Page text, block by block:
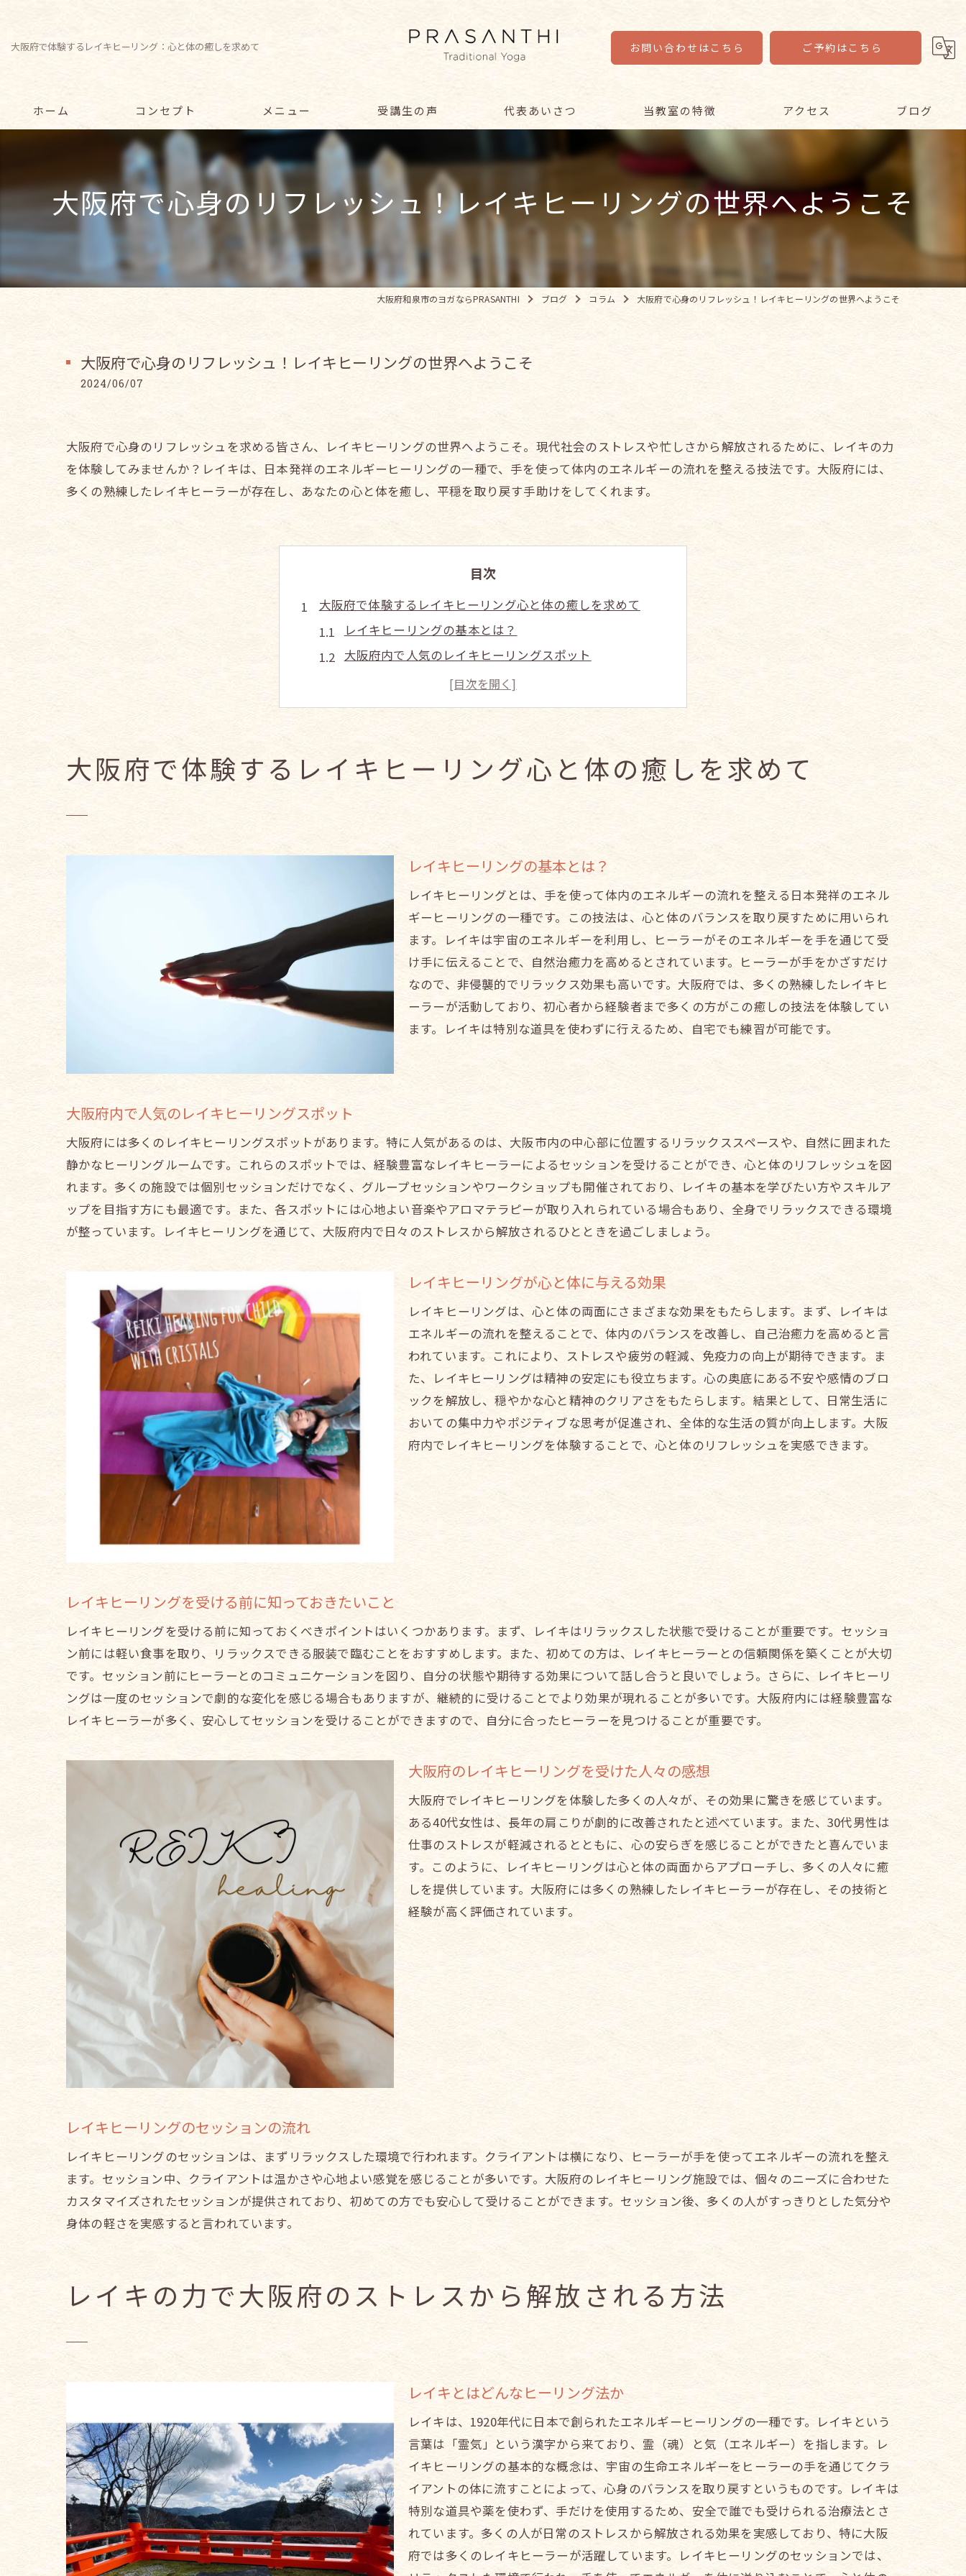
大阪府で体験するレイキヒーリング：心と体の癒しを求めて お問い合わせはこちら ご予約はこちら
ホーム コンセプト メニュー 受講生の声 代表あいさつ 当教室の特徴
初心者
シニア
講座
アクセス ブログ
コラム
大阪府で心身のリフレッシュ！レイキヒーリングの世界へようこそ
大阪府和泉市のヨガならPRASANTHI ブログ コラム 大阪府で心身のリフレッシュ！レイキヒーリングの世界へようこそ
大阪府で心身のリフレッシュ！レイキヒーリングの世界へようこそ
2024/06/07
大阪府で心身のリフレッシュを求める皆さん、レイキヒーリングの世界へようこそ。現代社会のストレスや忙しさから解放されるために、レイキの力
を体験してみませんか？レイキは、日本発祥のエネルギーヒーリングの一種で、手を使って体内のエネルギーの流れを整える技法です。大阪府には、
多くの熟練したレイキヒーラーが存在し、あなたの心と体を癒し、平穏を取り戻す手助けをしてくれます。
目次
大阪府で体験するレイキヒーリング心と体の癒しを求めて
レイキヒーリングの基本とは？
大阪府内で人気のレイキヒーリングスポット
レイキヒーリングが心と体に与える効果
レイキヒーリングを受ける前に知っておきたいこと
レイキヒーリングのセッションの流れ
レイキの力で大阪府のストレスから解放される方法
レイキヒーリングのセッションで期待できる効果
レイキヒーリングで日々のストレスを軽減する方法
レイキヒーリングを生活に取り入れるためのポイント
大阪府の熟練レイキヒーラーが教える心身のリフレッシュ
熟練レイキヒーラーの選び方
大阪府の人気レイキヒーラー紹介
熟練レイキヒーラーのセッション内容とは
レイキヒーラーから学ぶセルフケアの方法
レイキヒーリングとは大阪府での体験談と効果
大阪府でのレイキヒーリング体験談
レイキヒーリングの具体的な効果とは？
体験者が語るレイキヒーリングの魅力
大阪府内のレイキヒーリングサロンでの実践
長期的なレイキヒーリングの効果
レイキで心と体を整える大阪府のおすすめヒーリングスポット
大阪府内のレイキヒーリングスポットの特徴
各スポットの施術内容と料金比較
口コミで選ぶ大阪府のレイキヒーリングスポット
レイキヒーリングスポットの選び方のポイント
初めての人におすすめのレイキヒーリングスポット
大阪府でレイキを学ぶエネルギーヒーリングの基本
レイキを学ぶための基本的な知識
初心者向けレイキ学習のステップ
レイキのエネルギーを感じ取る方法
レイキ学習における注意点とアドバイス
初めてのレイキ大阪府でのヒーリング体験入門
初心者におすすめのレイキヒーリング
初めてのレイキヒーリング体験の準備
大阪府内の初心者向けレイキサロン
レイキヒーリングの初心者向けセッション
初めてでも安心なレイキヒーリングを受ける方法
レイキヒーリング大阪府で平穏を取り戻す方法
レイキヒーリングで心の平穏を取り戻す
大阪府でレイキヒーリングを受ける利点
平穏をもたらすレイキヒーリングの技法
心身のバランスを整えるレイキヒーリング
レイキヒーリングで日常のストレスを軽減する方法
大阪府で体験するレイキヒーリング心と体の癒しを求めて
レイキヒーリングの基本とは？
レイキヒーリングとは、手を使って体内のエネルギーの流れを整える日本発祥のエネル
ギーヒーリングの一種です。この技法は、心と体のバランスを取り戻すために用いられ
ます。レイキは宇宙のエネルギーを利用し、ヒーラーがそのエネルギーを手を通じて受
け手に伝えることで、自然治癒力を高めるとされています。ヒーラーが手をかざすだけ
なので、非侵襲的でリラックス効果も高いです。大阪府では、多くの熟練したレイキヒ
ーラーが活動しており、初心者から経験者まで多くの方がこの癒しの技法を体験してい
ます。レイキは特別な道具を使わずに行えるため、自宅でも練習が可能です。
大阪府内で人気のレイキヒーリングスポット
大阪府には多くのレイキヒーリングスポットがあります。特に人気があるのは、大阪市内の中心部に位置するリラックススペースや、自然に囲まれた
静かなヒーリングルームです。これらのスポットでは、経験豊富なレイキヒーラーによるセッションを受けることができ、心と体のリフレッシュを図
れます。多くの施設では個別セッションだけでなく、グループセッションやワークショップも開催されており、レイキの基本を学びたい方やスキルア
ップを目指す方にも最適です。また、各スポットには心地よい音楽やアロマテラピーが取り入れられている場合もあり、全身でリラックスできる環境
が整っています。レイキヒーリングを通じて、大阪府内で日々のストレスから解放されるひとときを過ごしましょう。
レイキヒーリングが心と体に与える効果
レイキヒーリングは、心と体の両面にさまざまな効果をもたらします。まず、レイキは
エネルギーの流れを整えることで、体内のバランスを改善し、自己治癒力を高めると言
われています。これにより、ストレスや疲労の軽減、免疫力の向上が期待できます。ま
た、レイキヒーリングは精神の安定にも役立ちます。心の奥底にある不安や感情のブロ
ックを解放し、穏やかな心と精神のクリアさをもたらします。結果として、日常生活に
おいての集中力やポジティブな思考が促進され、全体的な生活の質が向上します。大阪
府内でレイキヒーリングを体験することで、心と体のリフレッシュを実感できます。
レイキヒーリングを受ける前に知っておきたいこと
レイキヒーリングを受ける前に知っておくべきポイントはいくつかあります。まず、レイキはリラックスした状態で受けることが重要です。セッショ
ン前には軽い食事を取り、リラックスできる服装で臨むことをおすすめします。また、初めての方は、レイキヒーラーとの信頼関係を築くことが大切
です。セッション前にヒーラーとのコミュニケーションを図り、自分の状態や期待する効果について話し合うと良いでしょう。さらに、レイキヒーリ
ングは一度のセッションで劇的な変化を感じる場合もありますが、継続的に受けることでより効果が現れることが多いです。大阪府内には経験豊富な
レイキヒーラーが多く、安心してセッションを受けることができますので、自分に合ったヒーラーを見つけることが重要です。
大阪府のレイキヒーリングを受けた人々の感想
大阪府でレイキヒーリングを体験した多くの人々が、その効果に驚きを感じています。
ある40代女性は、長年の肩こりが劇的に改善されたと述べています。また、30代男性は
仕事のストレスが軽減されるとともに、心の安らぎを感じることができたと喜んでいま
す。このように、レイキヒーリングは心と体の両面からアプローチし、多くの人々に癒
しを提供しています。大阪府には多くの熟練したレイキヒーラーが存在し、その技術と
経験が高く評価されています。
レイキヒーリングのセッションの流れ
レイキヒーリングのセッションは、まずリラックスした環境で行われます。クライアントは横になり、ヒーラーが手を使ってエネルギーの流れを整え
ます。セッション中、クライアントは温かさや心地よい感覚を感じることが多いです。大阪府のレイキヒーリング施設では、個々のニーズに合わせた
カスタマイズされたセッションが提供されており、初めての方でも安心して受けることができます。セッション後、多くの人がすっきりとした気分や
身体の軽さを実感すると言われています。
レイキの力で大阪府のストレスから解放される方法
レイキとはどんなヒーリング法か
レイキは、1920年代に日本で創られたエネルギーヒーリングの一種です。レイキという
言葉は「霊気」という漢字から来ており、霊（魂）と気（エネルギー）を指します。レ
イキヒーリングの基本的な概念は、宇宙の生命エネルギーをヒーラーの手を通じてクラ
イアントの体に流すことによって、心身のバランスを取り戻すというものです。レイキは
特別な道具や薬を使わず、手だけを使用するため、安全で誰でも受けられる治療法とさ
れています。多くの人が日常のストレスから解放される効果を実感しており、特に大阪
府では多くのレイキヒーラーが活躍しています。レイキヒーリングのセッションでは、